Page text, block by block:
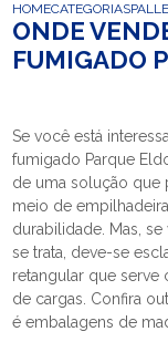
HOMECATEGORIAS
ONDE
FUMIGADO
Se você está
fumigado Parque
de uma solução que
meio de
durabilidade. Mas,
se trata, deve-se
retangular que serve
de cargas. Confira
é embalagens de